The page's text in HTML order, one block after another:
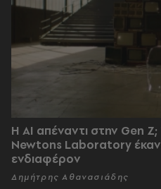
Η AI απέναντι στην Gen
Newtons Laboratory
ενδιαφέρον
Δημήτρης Αθανασιάδης